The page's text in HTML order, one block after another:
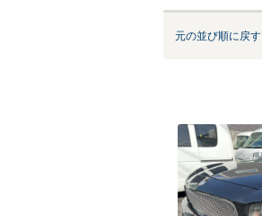
元の並び順に戻す